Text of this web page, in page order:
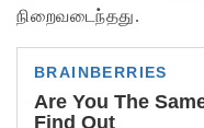
நிறைவடைந்தது.